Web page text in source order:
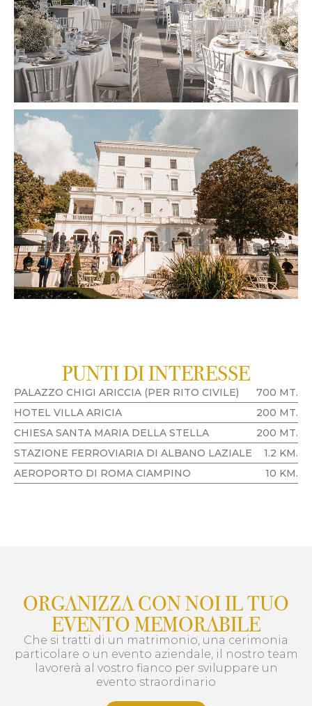
PUNTI DI INTERESSE
PALAZZO CHIGI ARICCIA (PER RITO CIVILE)
700 MT.
HOTEL VILLA ARICIA
200 MT.
CHIESA SANTA MARIA DELLA STELLA
200 MT.
STAZIONE FERROVIARIA DI ALBANO LAZIALE
1.2 KM.
AEROPORTO DI ROMA CIAMPINO
10 KM.
ORGANIZZA CON NOI IL TUO
EVENTO MEMORABILE
Che si tratti di un matrimonio, una cerimonia
particolare o un evento aziendale, il nostro team
lavorerà al vostro fianco per sviluppare un
evento straordinario